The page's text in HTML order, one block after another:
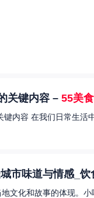
关键内容 – 55美
内容 在我们日常生
市味道与情感_饮
文化和故事的体现。